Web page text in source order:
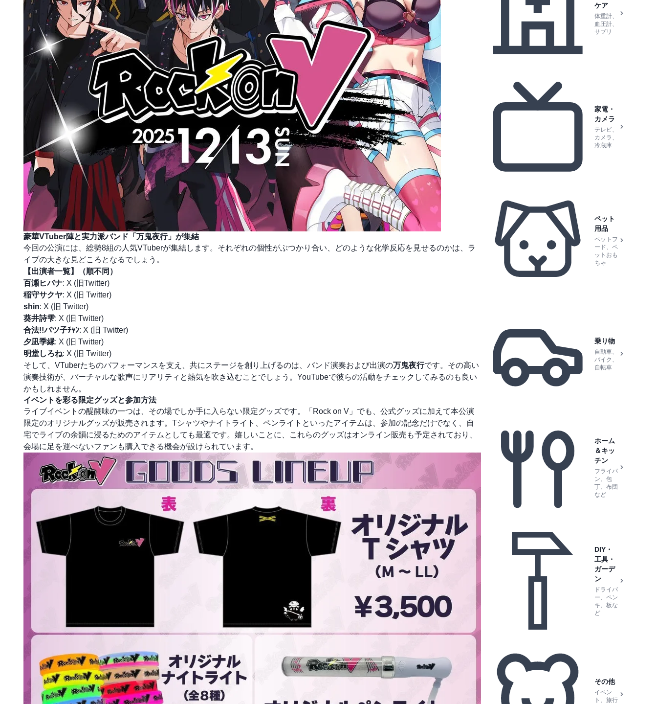
豪華VTuber陣と実力派バンド「万鬼夜行」が集結
今回の公演には、総勢8組の人気VTuberが集結します。それぞれの個性がぶつかり合い、どのような化学反応を見せるのかは、ラ
イブの大きな見どころとなるでしょう。
【出演者一覧】（順不同）
百瀬ヒバナ: X (旧Twitter)
稲守サクヤ: X (旧 Twitter)
shin: X (旧 Twitter)
葵井詩雫: X (旧 Twitter)
合法!!バツ子ﾁｬﾝ: X (旧 Twitter)
夕凪季縁: X (旧 Twitter)
明堂しろね: X (旧 Twitter)
そして、VTuberたちのパフォーマンスを支え、共にステージを創り上げるのは、バンド演奏および出演の万鬼夜行です。その高い
演奏技術が、バーチャルな歌声にリアリティと熱気を吹き込むことでしょう。 YouTubeで彼らの活動をチェックしてみるのも良い
かもしれません。
イベントを彩る限定グッズと参加方法
ライブイベントの醍醐味の一つは、その場でしか手に入らない限定グッズです。「Rock on V」でも、公式グッズに加えて本公演
限定のオリジナルグッズが販売されます。Tシャツやナイトライト、ペンライトといったアイテムは、参加の記念だけでなく、自
宅でライブの余韻に浸るためのアイテムとしても最適です。嬉しいことに、これらのグッズはオンライン販売も予定されており、
会場に足を運べないファンも購入できる機会が設けられています。
ケア
体重計、
血圧計、
サプリ
家電・
カメラ
テレビ、
カメラ、
冷蔵庫
ペット
用品
ペットフ
ード、ペ
ットおも
ちゃ
乗り物
自動車、
バイク、
自転車
ホーム
＆キッ
チン
フライパ
ン、包
丁、布団
など
DIY・
工具・
ガーデ
ン
ドライバ
ー、ペン
キ、板な
ど
その他
イベン
ト、旅行